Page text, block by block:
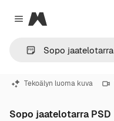
Close menu
Magnific
Tekoälyn luoma kuva
Sopo jaatelotarra PSD